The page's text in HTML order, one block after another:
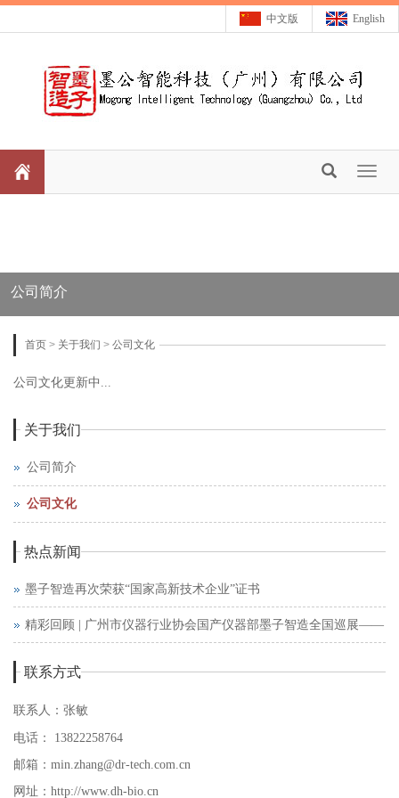
English
中文版
公司简介
首页 > 关于我们 > 公司文化
公司文化更新中...
关于我们
公司简介
公司文化
热点新闻
墨子智造再次荣获“国家高新技术企业”证书
精彩回顾 | 广州市仪器行业协会国产仪器部墨子智造全国巡展——
西安站
联系方式
联系人：张敏
电话：
13822258764
邮箱： min.zhang@dr-tech.com .cn
网址： http://www.dh-bio.cn